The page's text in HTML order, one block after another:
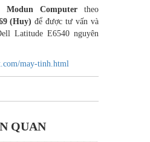
Modun Computer theo
(Huy) để được tư vấn và
Latitude E6540 nguyên
may-tinh.html
QUAN